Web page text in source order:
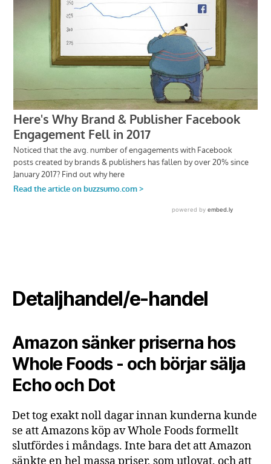
Detaljhandel/e-handel
Amazon sänker priserna hos
Whole Foods - och börjar sälja
Echo och Dot
Det tog exakt noll dagar innan kunderna kunde
se att Amazons köp av Whole Foods formellt
slutfördes i måndags. Inte bara det att Amazon
sänkte en hel massa priser, som utlovat, och att